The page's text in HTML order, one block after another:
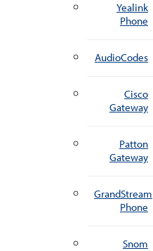
Yealink
Phone
AudioCodes
Cisco
Gateway
Patton
Gateway
GrandStream
Phone
Snom